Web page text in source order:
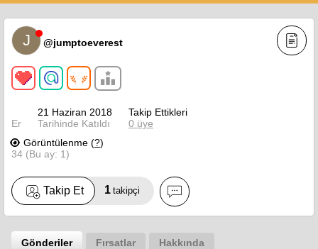
J @jumptoeverest
Er
21 Haziran 2018
Tarihinde Katıldı
Takip Ettikleri
0 üye
Görüntülenme (?)
34 (Bu ay: 1)
Takip Et 1 takipçi
Gönderiler Fırsatlar Hakkında